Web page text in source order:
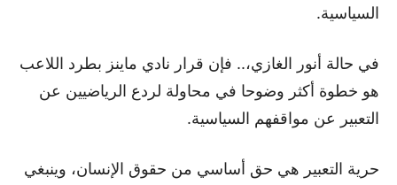
السياسية.
في حالة أنور الغازي،.. فإن قرار نادي ماينز بطرد اللاعب
هو خطوة أكثر وضوحا في محاولة لردع الرياضيين عن
التعبير عن مواقفهم السياسية.
حرية التعبير هي حق أساسي من حقوق الإنسان، وينبغي